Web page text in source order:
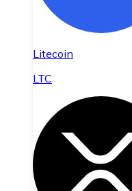
Litecoin
LTC